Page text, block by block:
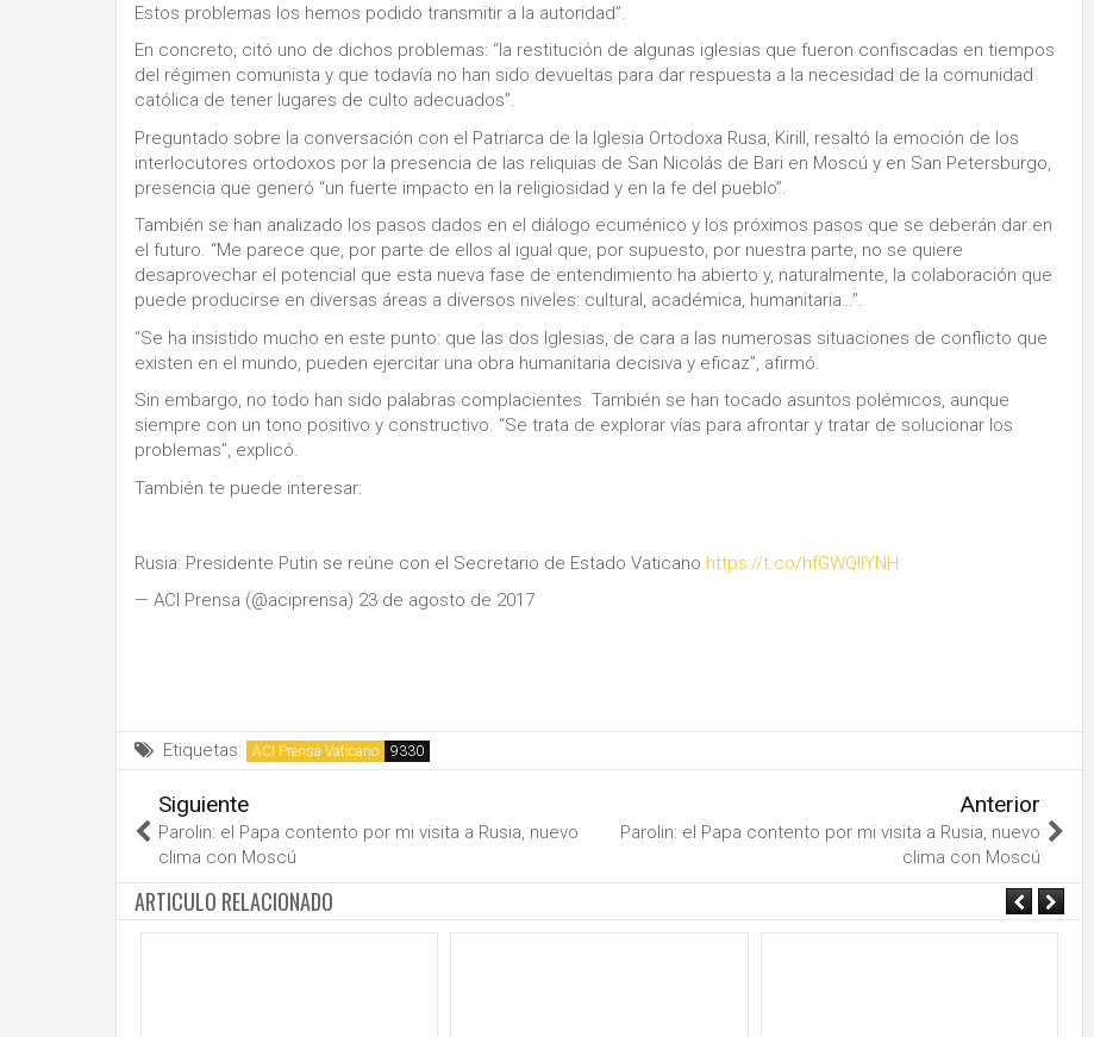
Estos problemas los hemos podido transmitir a la autoridad”.
En concreto, citó uno de dichos problemas: “la restitución de algunas iglesias que fueron confiscadas en tiempos
del régimen comunista y que todavía no han sido devueltas para dar respuesta a la necesidad de la comunidad
católica de tener lugares de culto adecuados”.
Preguntado sobre la conversación con el Patriarca de la Iglesia Ortodoxa Rusa, Kirill, resaltó la emoción de los
interlocutores ortodoxos por la presencia de las reliquias de San Nicolás de Bari en Moscú y en San Petersburgo,
presencia que generó “un fuerte impacto en la religiosidad y en la fe del pueblo”.
También se han analizado los pasos dados en el diálogo ecuménico y los próximos pasos que se deberán dar en
el futuro. “Me parece que, por parte de ellos al igual que, por supuesto, por nuestra parte, no se quiere
desaprovechar el potencial que esta nueva fase de entendimiento ha abierto y, naturalmente, la colaboración que
puede producirse en diversas áreas a diversos niveles: cultural, académica, humanitaria…”.
“Se ha insistido mucho en este punto: que las dos Iglesias, de cara a las numerosas situaciones de conflicto que
existen en el mundo, pueden ejercitar una obra humanitaria decisiva y eficaz”, afirmó.
Sin embargo, no todo han sido palabras complacientes. También se han tocado asuntos polémicos, aunque
siempre con un tono positivo y constructivo. “Se trata de explorar vías para afrontar y tratar de solucionar los
problemas”, explicó.
También te puede interesar:
Rusia: Presidente Putin se reúne con el Secretario de Estado Vaticano https://t.co/hfGWQIIYNH
— ACI Prensa (@aciprensa) 23 de agosto de 2017
Etiquetas: ACI Prensa Vaticano
Siguiente
Parolin: el Papa contento por mi visita a Rusia, nuevo
clima con Moscú
Anterior
Parolin: el Papa contento por mi visita a Rusia, nuevo
clima con Moscú
ARTICULO RELACIONADO